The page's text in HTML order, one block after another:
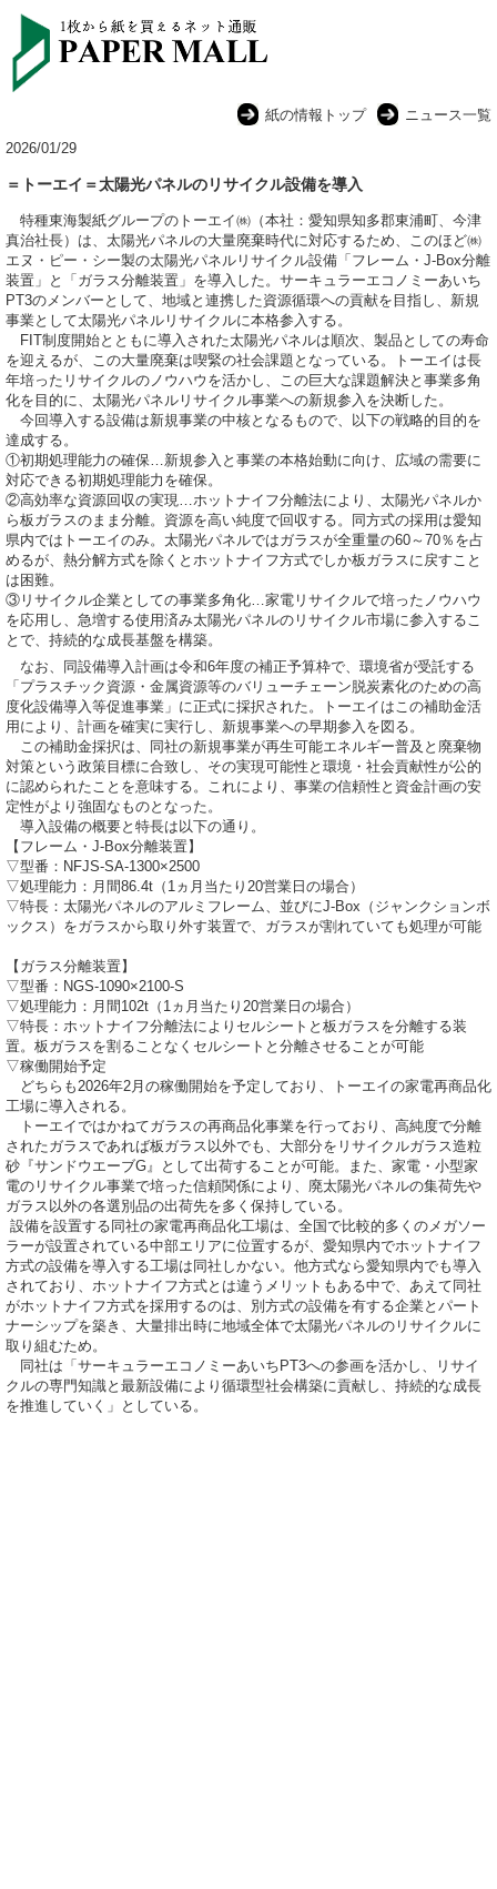
紙の情報トップ
ニュース一覧
2026/01/29
＝トーエイ＝太陽光パネルのリサイクル設備を導入
特種東海製紙グループのトーエイ㈱（本社：愛知県知多郡東浦町、今津
真治社長）は、太陽光パネルの大量廃棄時代に対応するため、このほど㈱
エヌ・ピー・シー製の太陽光パネルリサイクル設備「フレーム・J-Box分離
装置」と「ガラス分離装置」を導入した。サーキュラーエコノミーあいち
PT3のメンバーとして、地域と連携した資源循環への貢献を目指し、新規
事業として太陽光パネルリサイクルに本格参入する。
FIT制度開始とともに導入された太陽光パネルは順次、製品としての寿命
を迎えるが、この大量廃棄は喫緊の社会課題となっている。トーエイは長
年培ったリサイクルのノウハウを活かし、この巨大な課題解決と事業多角
化を目的に、太陽光パネルリサイクル事業への新規参入を決断した。
今回導入する設備は新規事業の中核となるもので、以下の戦略的目的を
達成する。
①初期処理能力の確保…新規参入と事業の本格始動に向け、広域の需要に
対応できる初期処理能力を確保。
②高効率な資源回収の実現…ホットナイフ分離法により、太陽光パネルか
ら板ガラスのまま分離。資源を高い純度で回収する。同方式の採用は愛知
県内ではトーエイのみ。太陽光パネルではガラスが全重量の60～70％を占
めるが、熱分解方式を除くとホットナイフ方式でしか板ガラスに戻すこと
は困難。
③リサイクル企業としての事業多角化…家電リサイクルで培ったノウハウ
を応用し、急増する使用済み太陽光パネルのリサイクル市場に参入するこ
とで、持続的な成長基盤を構築。
なお、同設備導入計画は令和6年度の補正予算枠で、環境省が受託する
「プラスチック資源・金属資源等のバリューチェーン脱炭素化のための高
度化設備導入等促進事業」に正式に採択された。トーエイはこの補助金活
用により、計画を確実に実行し、新規事業への早期参入を図る。
この補助金採択は、同社の新規事業が再生可能エネルギー普及と廃棄物
対策という政策目標に合致し、その実現可能性と環境・社会貢献性が公的
に認められたことを意味する。これにより、事業の信頼性と資金計画の安
定性がより強固なものとなった。
導入設備の概要と特長は以下の通り。
【フレーム・J-Box分離装置】
▽型番：NFJS-SA-1300×2500
▽処理能力：月間86.4t（1ヵ月当たり20営業日の場合）
▽特長：太陽光パネルのアルミフレーム、並びにJ-Box（ジャンクションボ
ックス）をガラスから取り外す装置で、ガラスが割れていても処理が可能
【ガラス分離装置】
▽型番：NGS-1090×2100-S
▽処理能力：月間102t（1ヵ月当たり20営業日の場合）
▽特長：ホットナイフ分離法によりセルシートと板ガラスを分離する装
置。板ガラスを割ることなくセルシートと分離させることが可能
▽稼働開始予定
どちらも2026年2月の稼働開始を予定しており、トーエイの家電再商品化
工場に導入される。
トーエイではかねてガラスの再商品化事業を行っており、高純度で分離
されたガラスであれば板ガラス以外でも、大部分をリサイクルガラス造粒
砂『サンドウエーブG』として出荷することが可能。また、家電・小型家
電のリサイクル事業で培った信頼関係により、廃太陽光パネルの集荷先や
ガラス以外の各選別品の出荷先を多く保持している。
設備を設置する同社の家電再商品化工場は、全国で比較的多くのメガソー
ラーが設置されている中部エリアに位置するが、愛知県内でホットナイフ
方式の設備を導入する工場は同社しかない。他方式なら愛知県内でも導入
されており、ホットナイフ方式とは違うメリットもある中で、あえて同社
がホットナイフ方式を採用するのは、別方式の設備を有する企業とパート
ナーシップを築き、大量排出時に地域全体で太陽光パネルのリサイクルに
取り組むため。
同社は「サーキュラーエコノミーあいちPT3への参画を活かし、リサイ
クルの専門知識と最新設備により循環型社会構築に貢献し、持続的な成長
を推進していく」としている。